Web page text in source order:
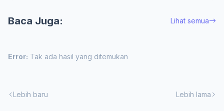
Baca Juga: Lihat semua
Error: Tak ada hasil yang ditemukan
Lebih baru Lebih lama